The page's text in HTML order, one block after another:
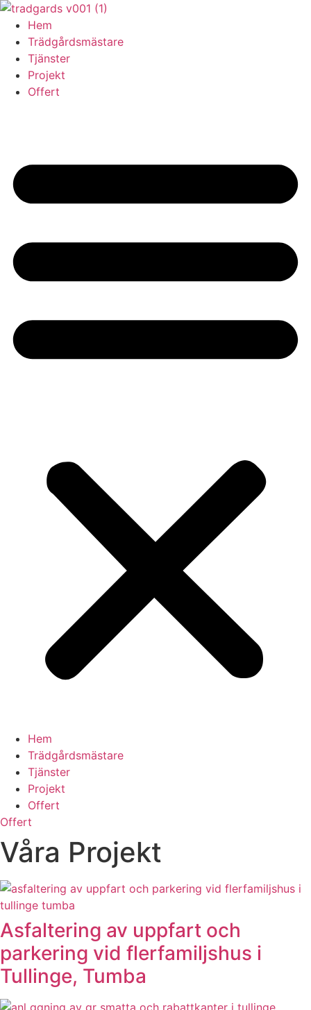
Skip
content
Hem
Trädgårdsmästare
Tjänster
Projekt
Offert
Hem
Trädgårdsmästare
Tjänster
Projekt
Offert
Offert
Våra Projekt
Asfaltering av uppfart och
parkering vid flerfamiljshus i
Tullinge, Tumba